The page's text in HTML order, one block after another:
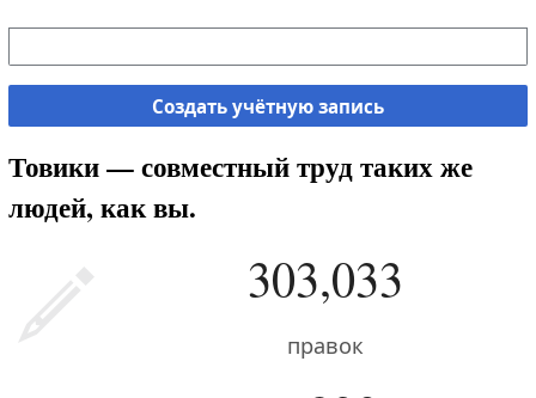
Создать учётную запись
Товики — совместный труд таких же
людей, как вы.
303,033
правок